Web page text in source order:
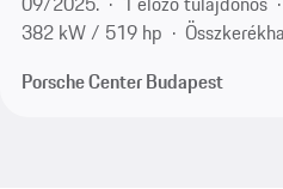
382 kW / 519 hp
Porsche Center Budapest